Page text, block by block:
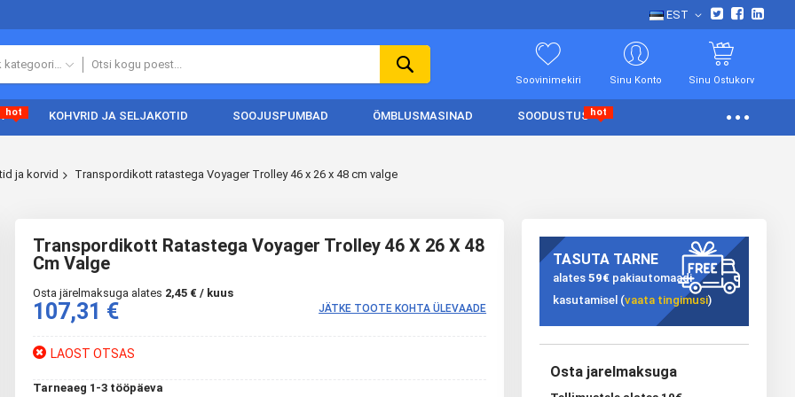
EST
Kõik kategooriad
Soovinimekiri Sinu Konto Sinu Ostukorv
hot KOHVRID JA SELJAKOTID SOOJUSPUMBAD ÕMBLUSMASINAD SOODUSTUShot
ja korvid Transpordikott ratastega Voyager Trolley 46 x 26 x 48 cm valge
Transpordikott Ratastega Voyager Trolley 46 X 26 X 48
Cm Valge
Osta järelmaksuga alates 2,45 € / kuus
107,31 € JÄTKE TOOTE KOHTA ÜLEVAADE
LAOST OTSAS
Tarneaeg 1-3 tööpäeva
TASUTA TARNE
alates59€ pakiautomaadi
kasutamisel (vaata tingimusi)
Osta jarelmaksuga